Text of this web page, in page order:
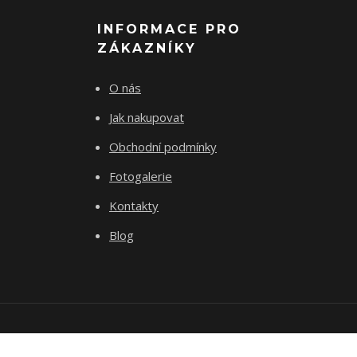
INFORMACE PRO
ZÁKAZNÍKY
O nás
Jak nakupovat
Obchodní podmínky
Fotogalerie
Kontakty
Blog